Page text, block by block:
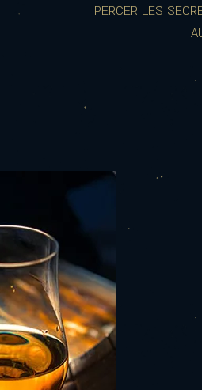
PERCER LES